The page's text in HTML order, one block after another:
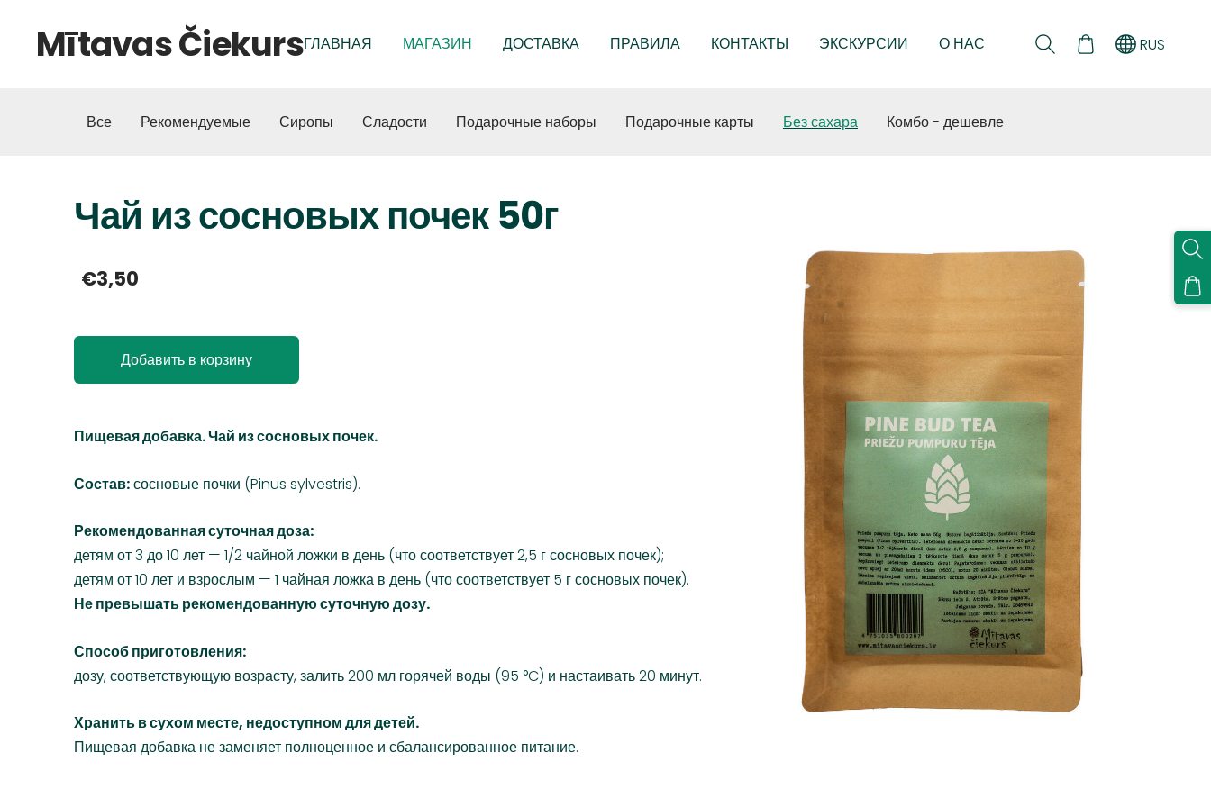
Mītavas ČiekursГЛАВНАЯ МАГАЗИН ДОСТАВКА ПРАВИЛА КОНТАКТЫ ЭКСКУРСИИ О НАС RUS
Все Рекомендуемые Сиропы Сладости Подарочные наборы Подарочные карты Без сахара Комбо - дешевле
Чай из сосновых почек 50г
€3,50
Добавить в корзину
Пищевая добавка. Чай из сосновых почек.
Состав:сосновые почки (Pinus sylvestris).
Рекомендованная суточная доза:
детям от 3 до 10 лет — 1/2 чайной ложки в день (что соответствует 2,5 г сосновых почек);
детям от 10 лет и взрослым — 1 чайная ложка в день (что соответствует 5 г сосновых почек).
Не превышать рекомендованную суточную дозу.
Способ приготовления:
дозу, соответствующую возрасту, залить 200 мл горячей воды (95 °C) и настаивать 20 минут.
Хранить в сухом месте, недоступном для детей.
Пищевая добавка не заменяет полноценное и сбалансированное питание.